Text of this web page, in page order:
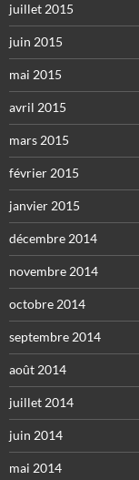
juillet 2015
juin 2015
mai 2015
avril 2015
mars 2015
février 2015
janvier 2015
décembre 2014
novembre 2014
octobre 2014
septembre 2014
août 2014
juillet 2014
juin 2014
mai 2014